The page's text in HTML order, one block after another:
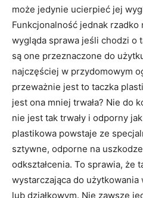
może jedynie ucierpieć jej
Funkcjonalność jednak
wygląda sprawa jeśli chodzi o
są one przeznaczone do
najczęściej w przydomowym
przeważnie jest to taczka
jest ona mniej trwała? Nie do
nie jest tak trwały i odporny
plastikowa powstaje ze
sztywne, odporne na
odkształcenia. To sprawia, że
wystarczająca do
lub działkowym. Nie zawsze